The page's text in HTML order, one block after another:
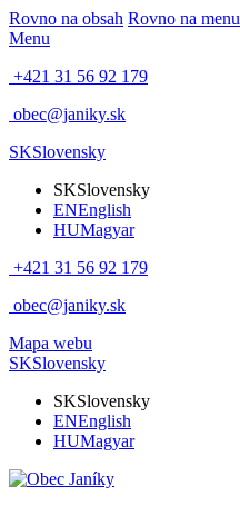
Rovno na obsah Rovno na menu
Menu
+421 31 56 92 179
obec@janiky.sk
SKSlovensky
SKSlovensky
ENEnglish
HUMagyar
+421 31 56 92 179
obec@janiky.sk
Mapa webu
SKSlovensky
SKSlovensky
ENEnglish
HUMagyar